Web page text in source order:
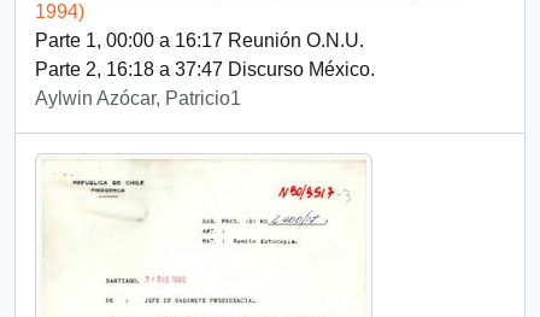
1994)
Parte 1, 00:00 a 16:17 Reunión O.N.U.
Parte 2, 16:18 a 37:47 Discurso México.
Aylwin Azócar, Patricio1